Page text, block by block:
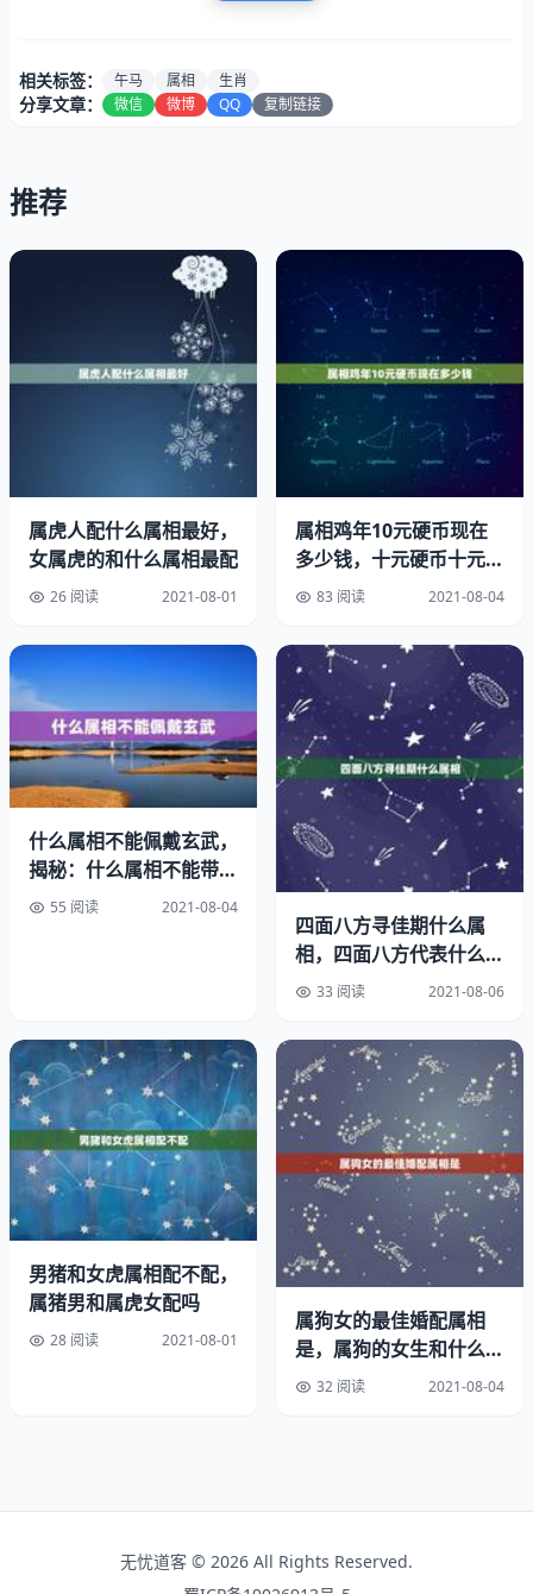
父母子女属相不合怎么办
生肖属相相冲原理与化解方法简介
我们生活难免会出现生肖相克的人，比如家庭成员中的父母
和儿女之间，姐妹兄弟之间，夫妻之间，虽然一家人彼此相
爱，但是生肖相克的人之间，矛盾冲突就会比较多，在一起
发生不开心的事情也多，办事也非常的不顺。
生肖属相相冲的意思就是不适合在一起，在一起会导致冲
突、互相削弱，除了相冲外还有属相之间的相害、相刑、相
破等，比如六冲、六害、三刑。
卯兔酉鸡相冲；辰龙戌狗相冲；巳蛇亥猪相冲。
生肖相害：子鼠未羊相害；丑牛午马相害；寅虎巳蛇相害；
卯兔辰龙相害；申猴亥猪相害；酉鸡戌狗相害。
一家人属相不合就一定不好吗：属相不合就不能成为夫妻
吗？
生肖相刑：子鼠、卯兔相刑；寅虎、己蛇、申猴相刑；丑
牛、未羊、戌狗相刑；辰辰（龙）、午午（马）、酉酉
（鸡）、亥亥（猪）四组自刑。
生肖相破：子鼠酉鸡相破；丑牛辰龙相破；寅虎亥猪相破；
位背离。以子鼠午马相冲为例，从五行来看子(鼠)属，代表
火，所以鼠马五行想冲；从来看，鼠马为、阳火，二者皆阳
相关标签： 午马 属相 生肖
分享文章： 微信 微博 QQ 复制链接
推荐
属虎人配什么属相最好，
女属虎的和什么属相最配
26 阅读 2021-08-01
属相鸡年10元硬币现在
多少钱，十元硬币十元硬
币背面带鸡像得值多少？
83 阅读 2021-08-04
什么属相不能佩戴玄武，
揭秘：什么属相不能带貔
貅 55 阅读 2021-08-04
四面八方寻佳期什么属
相，四面八方代表什么生
肖 33 阅读 2021-08-06
男猪和女虎属相配不配，
属猪男和属虎女配吗
28 阅读 2021-08-01
属狗女的最佳婚配属相
是，属狗的女生和什么属
相最配
32 阅读 2021-08-04
无忧道客 © 2026 All Rights Reserved.